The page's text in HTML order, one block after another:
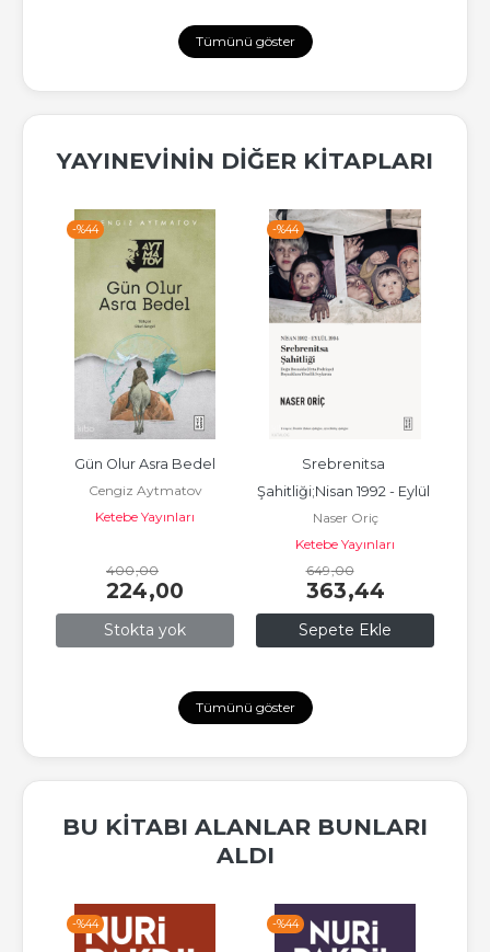
Tümünü göster
YAYINEVININ DIĞER KITAPLARI
-%44
Stokta yok
Gün Olur Asra Bedel
Cengiz Aytmatov
Ketebe Yayınları
400,00
224,00
-%44
Sepete Ekle
Srebrenitsa
Şahitliği;Nisan 1992 - Eylül
1994 - Doğu Bosna’da
(Orta...
Naser Oriç
Ketebe Yayınları
649,00
363,44
Tümünü göster
BU KITABI ALANLAR BUNLARI
ALDI
-%44 -%44